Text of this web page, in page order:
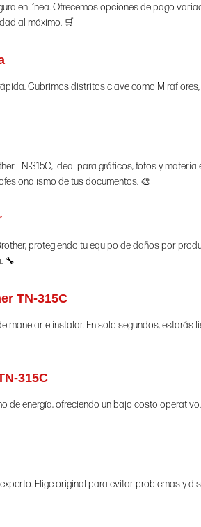
en línea. Ofrecemos opciones de pago
al máximo. 🛒
Cubrimos distritos clave como
TN-315C, ideal para gráficos, fotos y
de tus documentos. 🎨
protegiendo tu equipo de daños por
🔧
TN-315C
manejar e instalar. En solo segundos,
315C
de energía, ofreciendo un bajo costo
Elige original para evitar problemas y